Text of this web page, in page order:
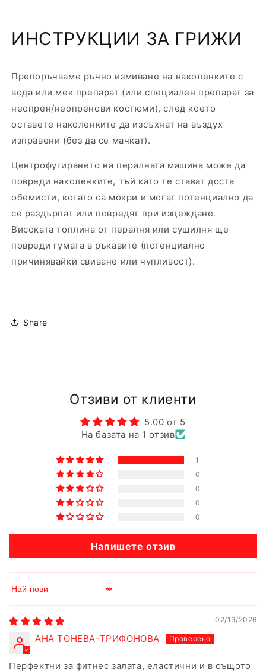
ИНСТРУКЦИИ ЗА ГРИЖИ
Препоръчваме ръчно измиване на наколенките с
вода или мек препарат (или специален препарат за
неопрен/неопренови костюми), след което
оставете наколенките да изсъхнат на въздух
изправени (без да се мачкат).
Центрофугирането на пералната машина може да
повреди наколенките, тъй като те стават доста
обемисти, когато са мокри и могат потенциално да
се раздърпат или повредят при изцеждане.
Високата топлина от пералня или сушилня ще
повреди гумата в ръкавите (потенциално
причинявайки свиване или чупливост).
Share
Отзиви от клиенти
5.00 от 5
На базата на 1 отзив
1
0
0
0
0
Напишете отзив
Sort by
02/19/2026
АНА ТОНЕВА-ТРИФОНОВА
Перфектни за фитнес залата, еластични и в същото